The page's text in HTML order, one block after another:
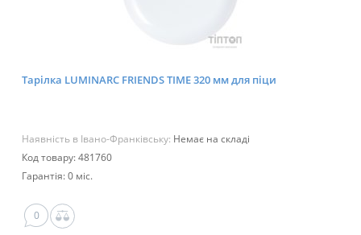
Тарілка LUMINARC FRIENDS TIME 320 мм для піци
Наявність в Івано-Франківську: Немає на складі
Код товару: 481760
Гарантія: 0 міс.
0